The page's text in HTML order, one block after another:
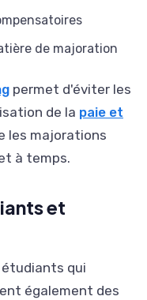
de majoration
permet d'éviter les
de la paie et
les majorations
à temps.
et
qui
également des